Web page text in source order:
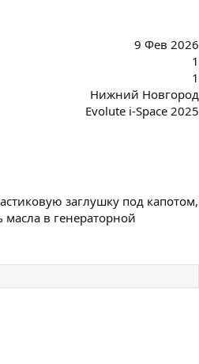
9 Фев 2026
1
1
Нижний Новгород
Evolute i-Space 2025
заглушку под капотом,
в генераторной